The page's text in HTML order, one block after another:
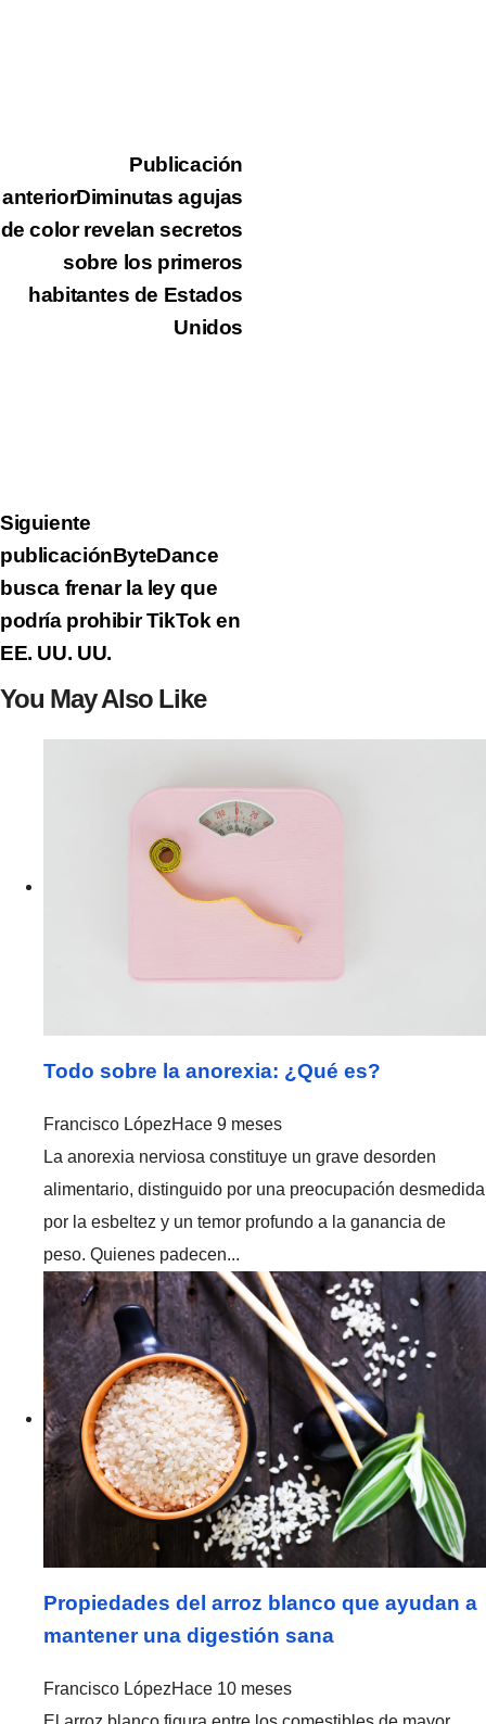
Publicación
anteriorDiminutas agujas
de color revelan secretos
sobre los primeros
habitantes de Estados
Unidos
Siguiente
publicaciónByteDance
busca frenar la ley que
podría prohibir TikTok en
EE. UU. UU.
You May Also Like
Todo sobre la anorexia: ¿Qué es?
Francisco LópezHace 9 meses
La anorexia nerviosa constituye un grave desorden
alimentario, distinguido por una preocupación desmedida
por la esbeltez y un temor profundo a la ganancia de
peso. Quienes padecen...
Propiedades del arroz blanco que ayudan a
mantener una digestión sana
Francisco LópezHace 10 meses